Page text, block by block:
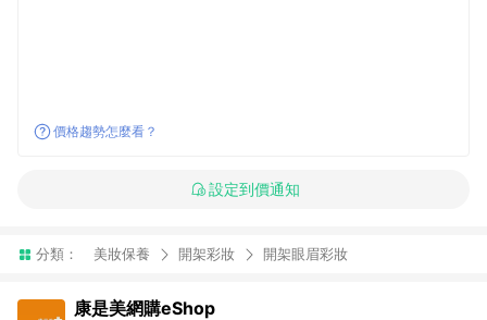
價格趨勢怎麼看？
設定到價通知
分類： 美妝保養 開架彩妝 開架眼眉彩妝
康是美網購eShop